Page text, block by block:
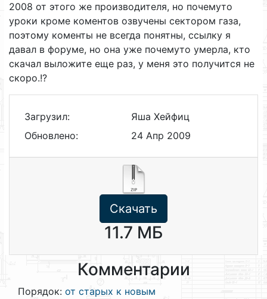
2008 от этого же производителя, но почемуто
уроки кроме коментов озвучены сектором газа,
поэтому коменты не всегда понятны, ссылку я
давал в форуме, но она уже почемуто умерла, кто
скачал выложите еще раз, у меня это получится не
скоро.!?
Загрузил:
Яша Хейфиц
Обновлено:
24 Апр 2009
Скачать
11.7 МБ
Комментарии
Порядок: от старых к новым